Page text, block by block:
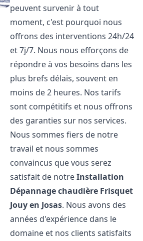
peuvent survenir à tout
moment, c'est pourquoi nous
offrons des interventions 24h/24
et 7j/7. Nous nous efforçons de
répondre à vos besoins dans les
plus brefs délais, souvent en
moins de 2 heures. Nos tarifs
sont compétitifs et nous offrons
des garanties sur nos services.
Nous sommes fiers de notre
travail et nous sommes
convaincus que vous serez
satisfait de notreInstallation
Dépannage chaudière Frisquet
Jouy en Josas. Nous avons des
années d'expérience dans le
domaine et nos clients satisfaits